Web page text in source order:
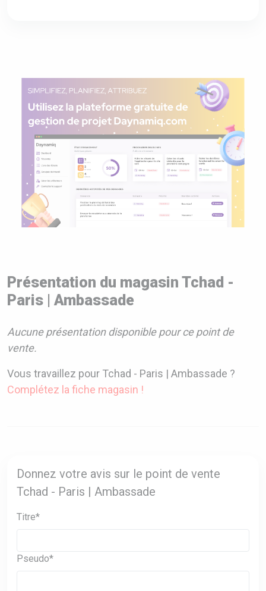
Présentation du magasin Tchad -
Paris | Ambassade
Aucune présentation disponible pour ce point de
vente.
Vous travaillez pour Tchad - Paris | Ambassade ?
Complétez la fiche magasin !
Donnez votre avis sur le point de vente
Tchad - Paris | Ambassade
Titre*
Pseudo*